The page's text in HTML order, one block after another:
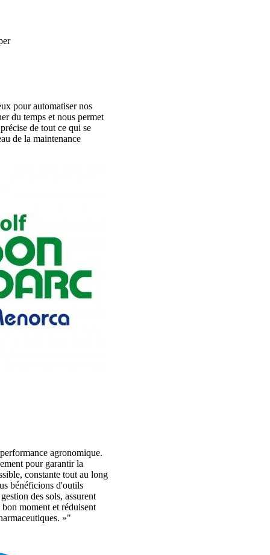
pour automatiser nos
du temps et nous permet
de tout ce qui se
de la maintenance
agronomique.
pour garantir la
constante tout au long
bénéficions d'outils
des sols, assurent
moment et réduisent
»"